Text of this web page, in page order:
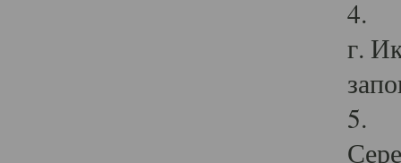
4.
г.
5.